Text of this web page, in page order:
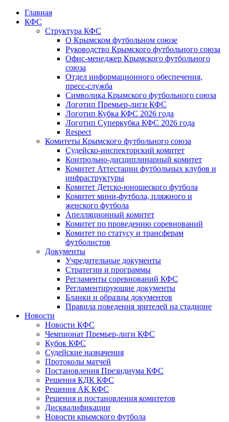
Главная
КФС
Структура КФС
О Крымском футбольном союзе
Руководство Крымского футбольного союза
Офис-менеджер Крымского футбольного
союза
Отдел информационного обеспечения,
пресс-служба
Символика Крымского футбольного союза
Логотип Премьер-лиги КФС
Логотип Кубка КФС 2026 года
Логотип Суперкубка КФС 2026 года
Respect
Комитеты Крымского футбольного союза
Судейско-инспекторский комитет
Контрольно-дисциплинарный комитет
Комитет Аттестации футбольных клубов и
инфраструктуры
Комитет Детско-юношеского футбола
Комитет мини-футбола, пляжного и
женского футбола
Апелляционный комитет
Комитет по проведению соревнований
Комитет по статусу и трансферам
футболистов
Документы
Учредительные документы
Стратегии и программы
Регламенты соревнований КФС
Регламентирующие документы
Бланки и образцы документов
Правила поведения зрителей на стадионе
Новости
Новости КФС
Чемпионат Премьер-лиги КФС
Кубок КФС
Судейские назначения
Протоколы матчей
Постановления Президиума КФС
Решения КДК КФС
Решения АК КФС
Решения и постановления комитетов
Дисквалификации
Новости крымского футбола